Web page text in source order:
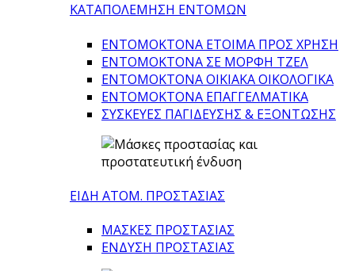
ΚΑΤΑΠΟΛΕΜΗΣΗ ΕΝΤΟΜΩΝ
ΕΝΤΟΜΟΚΤΟΝΑ ΕΤΟΙΜΑ ΠΡΟΣ ΧΡΗΣΗ
ΕΝΤΟΜΟΚΤΟΝΑ ΣΕ ΜΟΡΦΗ ΤΖΕΛ
ΕΝΤΟΜΟΚΤΟΝΑ ΟΙΚΙΑΚΑ ΟΙΚΟΛΟΓΙΚΑ
ΕΝΤΟΜΟΚΤΟΝΑ ΕΠΑΓΓΕΛΜΑΤΙΚΑ
ΣΥΣΚΕΥΕΣ ΠΑΓΙΔΕΥΣΗΣ & ΕΞΟΝΤΩΣΗΣ
ΕΙΔΗ ΑΤΟΜ. ΠΡΟΣΤΑΣΙΑΣ
ΜΑΣΚΕΣ ΠΡΟΣΤΑΣΙΑΣ
ΕΝΔΥΣΗ ΠΡΟΣΤΑΣΙΑΣ